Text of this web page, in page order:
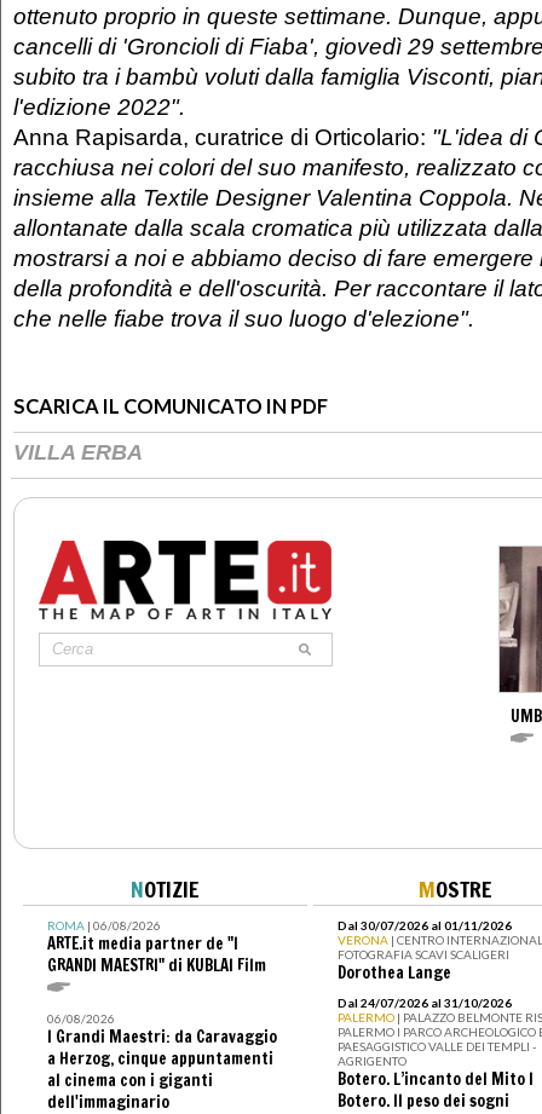
ottenuto proprio in queste settimane. Dunque,
cancelli di 'Groncioli di Fiaba', giovedì 29
subito tra i bambù voluti dalla famiglia Visconti,
l'edizione 2022".
Anna Rapisarda, curatrice di Orticolario: "L'idea di
racchiusa nei colori del suo manifesto, realizzato
insieme alla Textile Designer Valentina Coppola.
allontanate dalla scala cromatica più utilizzata
mostrarsi a noi e abbiamo deciso di fare emergere
della profondità e dell'oscurità. Per raccontare il
che nelle fiabe trova il suo luogo d'elezione".
SCARICA IL COMUNICATO IN PDF
VILLA ERBA
NOTIZIE
ROMA| 06/08/2026
ARTE.it media partner de "I
GRANDI MAESTRI" di KUBLAI Film
06/08/2026
I Grandi Maestri: da Caravaggio
a Herzog, cinque appuntamenti
al cinema con i giganti
dell'immaginario
MOSTRE
Dal 30/07/2026 al 01/11/2026
VERONA | CENTRO
FOTOGRAFIA SCAVI SCALIGERI
Dorothea Lange
Dal 24/07/2026 al 31/10/2026
PALERMO | PALAZZO BELMONTE
PALERMO I PARCO ARCHEOLOGICO
PAESAGGISTICO VALLE DEI TEMPLI -
AGRIGENTO
Botero. L’incanto del Mito I
Botero. Il peso dei sogni